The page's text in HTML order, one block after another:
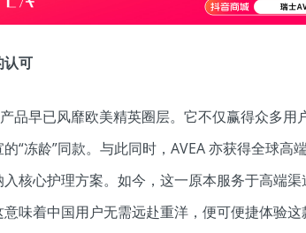
认可
品早已风靡欧美精英圈层。它不仅赢得众多用
“冻龄”同款。与此同时，AVEA 亦获得全球高
核心护理方案。如今，这一原本服务于高端渠
味着中国用户无需远赴重洋，便可便捷体验这